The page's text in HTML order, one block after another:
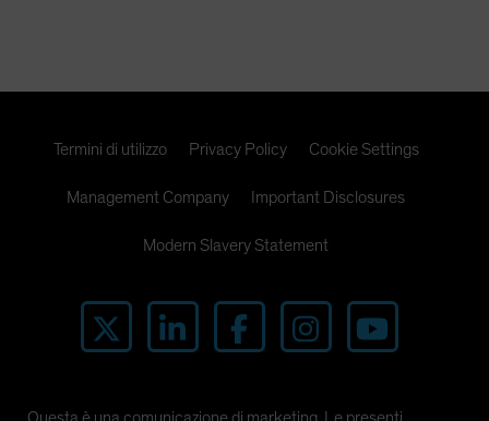
Termini di utilizzo Privacy Policy Cookie Settings
Management Company Important Disclosures
Modern Slavery Statement